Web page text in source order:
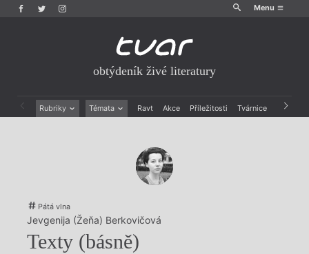
Menu
obtýdeník živé literatury
Rubriky Témata Ravt Akce Příležitosti Tvárnice Archiv
Výroční ceny
Pátá vlna
Jevgenija (Žeňa) Berkovičová
Texty (básně)